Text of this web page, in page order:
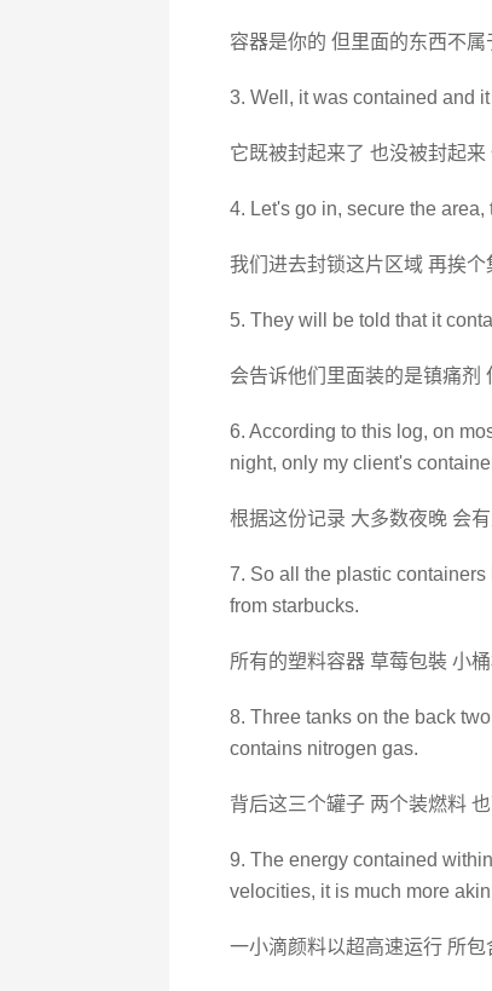
容器是你的 但里面的东西不属
3. Well, it was contained and
它既被封起来了 也没被封起
4. Let's go in, secure the
我们进去封锁这片区域 再挨个
5. They will be told that it
会告诉他们里面装的是镇痛剂
6. According to this log, on
night, only my client's
根据这份记录 大多数夜晚 会
7. So all the plastic
from starbucks.
所有的塑料容器 草莓包裝 小
8. Three tanks on the back
contains nitrogen gas.
背后这三个罐子 两个装燃料
9. The energy contained
velocities, it is much more
一小滴颜料以超高速运行 所